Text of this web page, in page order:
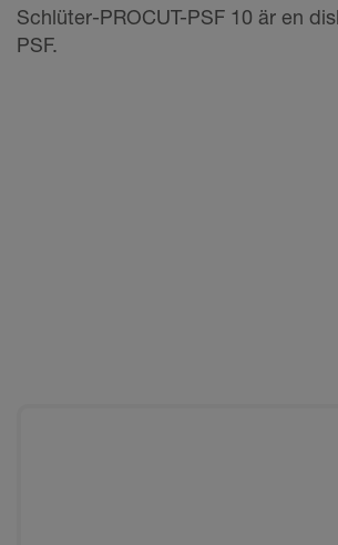
Schlüter-PROCUT-PSF 10 är en
PSF.